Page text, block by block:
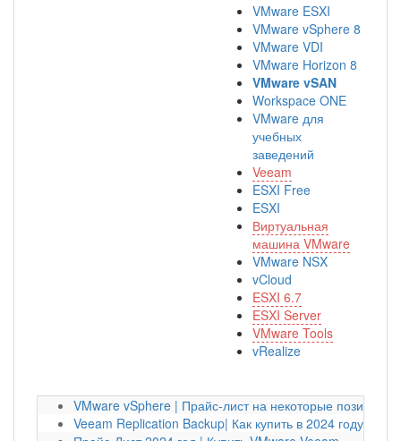
VMware ESXI
VMware vSphere 8
VMware VDI
VMware Horizon 8
VMware vSAN
Workspace ONE
VMware для
учебных
заведений
Veeam
ESXI Free
ESXI
Виртуальная
машина VMware
VMware NSX
vCloud
ESXI 6.7
ESXI Server
VMware Tools
vRealize
VMware vSphere | Прайс-лист на некоторые позиции
Veeam Replication Backup| Как купить в 2024 году?